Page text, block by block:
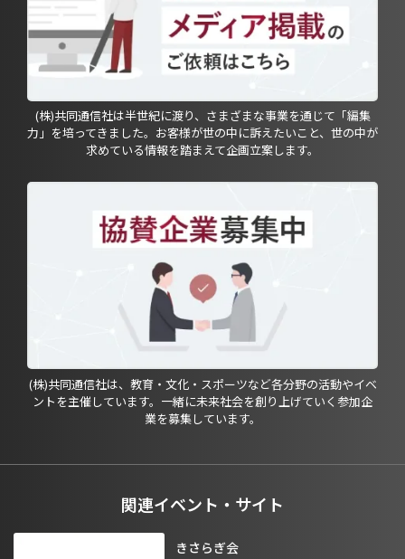
(株)共同通信社は半世紀に渡り、さまざまな事業を通じて「編集
力」を培ってきました。お客様が世の中に訴えたいこと、世の中が
求めている情報を踏まえて企画立案します。
(株)共同通信社は、教育・文化・スポーツなど各分野の活動やイベ
ントを主催しています。一緒に未来社会を創り上げていく参加企
業を募集しています。
関連イベント・サイト
きさらぎ会